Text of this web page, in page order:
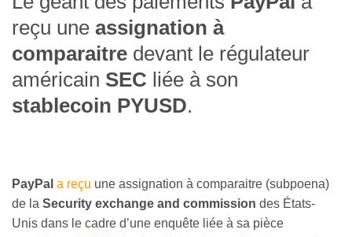
reçu une assignation à
comparaitre devant le régulateur
américain SEC liée à son
stablecoin PYUSD.
PayPal a reçu une assignation à comparaitre (subpoena)
de la Security exchange and commission des États-
Unis dans le cadre d’une enquête liée à sa pièce